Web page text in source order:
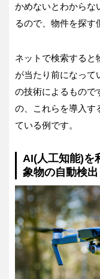
かめないとわからな
るので、物件を探す
ネットで検索すると
が当たり前になって
の技術によるもので
の、これらを導入す
ている例です。
AI(人工知能)を
象物の自動検出